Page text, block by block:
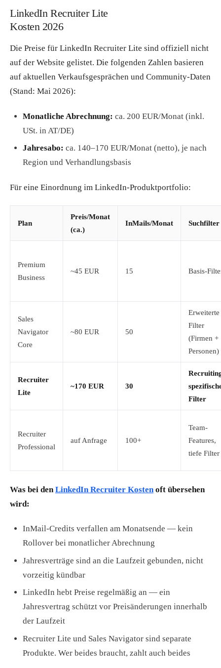
LinkedIn Recruiter Lite
Kosten 2026
Die Preise für LinkedIn Recruiter Lite sind offiziell nicht
auf der Website gelistet. Die folgenden Zahlen basieren
auf aktuellen Verkaufsgesprächen und Community-Daten
(Stand: Mai 2026):
Monatliche Abrechnung: ca. 200 EUR/Monat (inkl.
USt. in AT/DE)
Jahresabo: ca. 140–170 EUR/Monat (netto), je nach
Region und Verhandlungsbasis
Für eine Einordnung im LinkedIn-Produktportfolio:
Plan
Preis/Monat
(ca.)
InMails/Monat Suchfilter
Premium
Business
~45 EUR 15 Basis-
Sales
Navigator
Core
~80 EUR 50
Erweiterte
Filter
(Firmen +
Personen)
Recruiter
Lite
~170 EUR 30
Filter
Recruiter
Professional
auf Anfrage 100+
Team-
Features,
tiefe Filter
Was bei den LinkedIn Recruiter Kosten oft übersehen
wird:
InMail-Credits verfallen am Monatsende — kein
Rollover bei monatlicher Abrechnung
Jahresverträge sind an die Laufzeit gebunden, nicht
vorzeitig kündbar
LinkedIn hebt Preise regelmäßig an — ein
Jahresvertrag schützt vor Preisänderungen innerhalb
der Laufzeit
Recruiter Lite und Sales Navigator sind separate
Produkte. Wer beides braucht, zahlt auch beides